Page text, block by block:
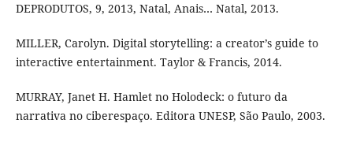
DEPRODUTOS, 9, 2013, Natal, Anais… Natal, 2013.
MILLER, Carolyn. Digital storytelling: a creator’s guide to
interactive entertainment. Taylor & Francis, 2014.
MURRAY, Janet H. Hamlet no Holodeck: o futuro da
narrativa no ciberespaço. Editora UNESP, São Paulo, 2003.